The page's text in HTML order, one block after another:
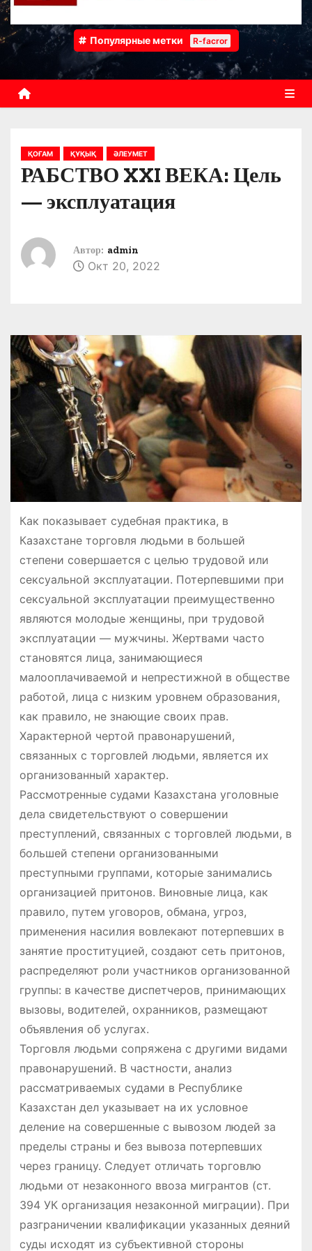
Популярные метки R-facror
ҚОҒАМ ҚҰҚЫҚ ӘЛЕУМЕТ
РАБСТВО XXI ВЕКА: Цель
— эксплуатация
Автор: admin
Окт 20, 2022
Как показывает судебная практика, в
Казахстане торговля людьми в большей
степени совершается с целью трудовой или
сексуальной эксплуатации. Потерпевшими при
сексуальной эксплуатации преимущественно
являются молодые женщины, при трудовой
эксплуатации — мужчины. Жертвами часто
становятся лица, занимающиеся
малооплачиваемой и непрестижной в обществе
работой, лица с низким уровнем образования,
как правило, не знающие своих прав.
Характерной чертой правонарушений,
связанных с торговлей людьми, является их
организованный характер.
Рассмотренные судами Казахстана уголовные
дела свидетельствуют о совершении
преступлений, связанных с торговлей людьми, в
большей степени организованными
преступными группами, которые занимались
организацией притонов. Виновные лица, как
правило, путем уговоров, обмана, угроз,
применения насилия вовлекают потерпевших в
занятие проституцией, создают сеть притонов,
распределяют роли участников организованной
группы: в качестве диспетчеров, принимающих
вызовы, водителей, охранников, размещают
объявления об услугах.
Торговля людьми сопряжена с другими видами
правонарушений. В частности, анализ
рассматриваемых судами в Республике
Казахстан дел указывает на их условное
деление на совершенные с вывозом людей за
пределы страны и без вывоза потерпевших
через границу. Следует отличать торговлю
людьми от незаконного ввоза мигрантов (ст.
394 УК организация незаконной миграции). При
разграничении квалификации указанных деяний
суды исходят из субъективной стороны